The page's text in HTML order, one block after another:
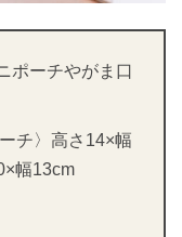
ポーチやがま口
チ〉高さ14×幅
幅13cm